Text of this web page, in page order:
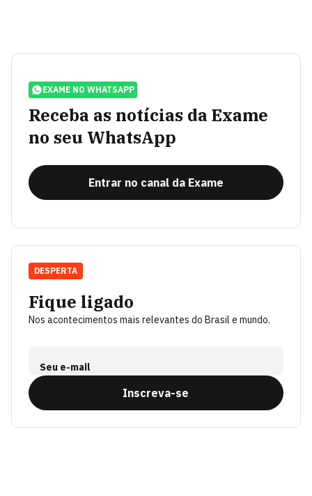
EXAME NO WHATSAPP
Receba as notícias da Exame
no seu WhatsApp
Entrar no canal da Exame
Fique ligado
Nos acontecimentos mais relevantes do Brasil e mundo.
Seu e-mail
Inscreva-se
DESPERTA